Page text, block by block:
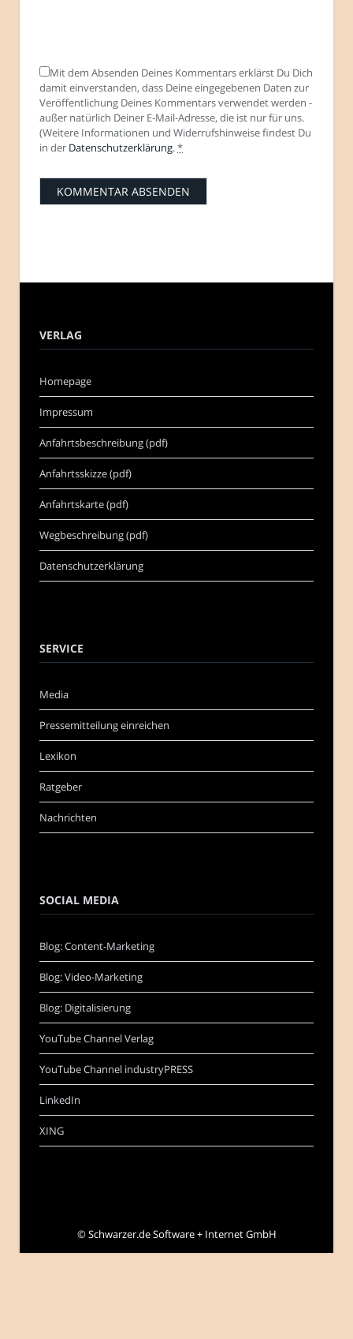
Mit dem Absenden Deines Kommentars erklärst Du Dich
damit einverstanden, dass Deine eingegebenen Daten zur
Veröffentlichung Deines Kommentars verwendet werden -
außer natürlich Deiner E-Mail-Adresse, die ist nur für uns.
(Weitere Informationen und Widerrufshinweise findest Du
in der Datenschutzerklärung.*
VERLAG
Homepage
Impressum
Anfahrtsbeschreibung (pdf)
Anfahrtsskizze (pdf)
Anfahrtskarte (pdf)
Wegbeschreibung (pdf)
Datenschutzerklärung
SERVICE
Media
Pressemitteilung einreichen
Lexikon
Ratgeber
Nachrichten
SOCIAL MEDIA
Blog: Content-Marketing
Blog: Video-Marketing
Blog: Digitalisierung
YouTube Channel Verlag
YouTube Channel industryPRESS
LinkedIn
XING
©Schwarzer.de Software + Internet GmbH